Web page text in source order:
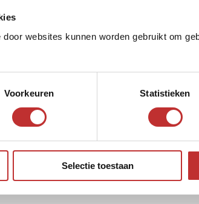
websites kunnen worden gebruikt om
Voorkeuren Statistieken
Selectie toestaan